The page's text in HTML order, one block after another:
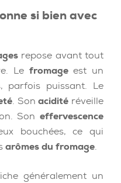
si bien avec
repose avant tout
Le fromageest un
parfois puissant. Le
. Sonacidité réveille
Son effervescence
bouchées, ce qui
arômes du fromage.
généralement un